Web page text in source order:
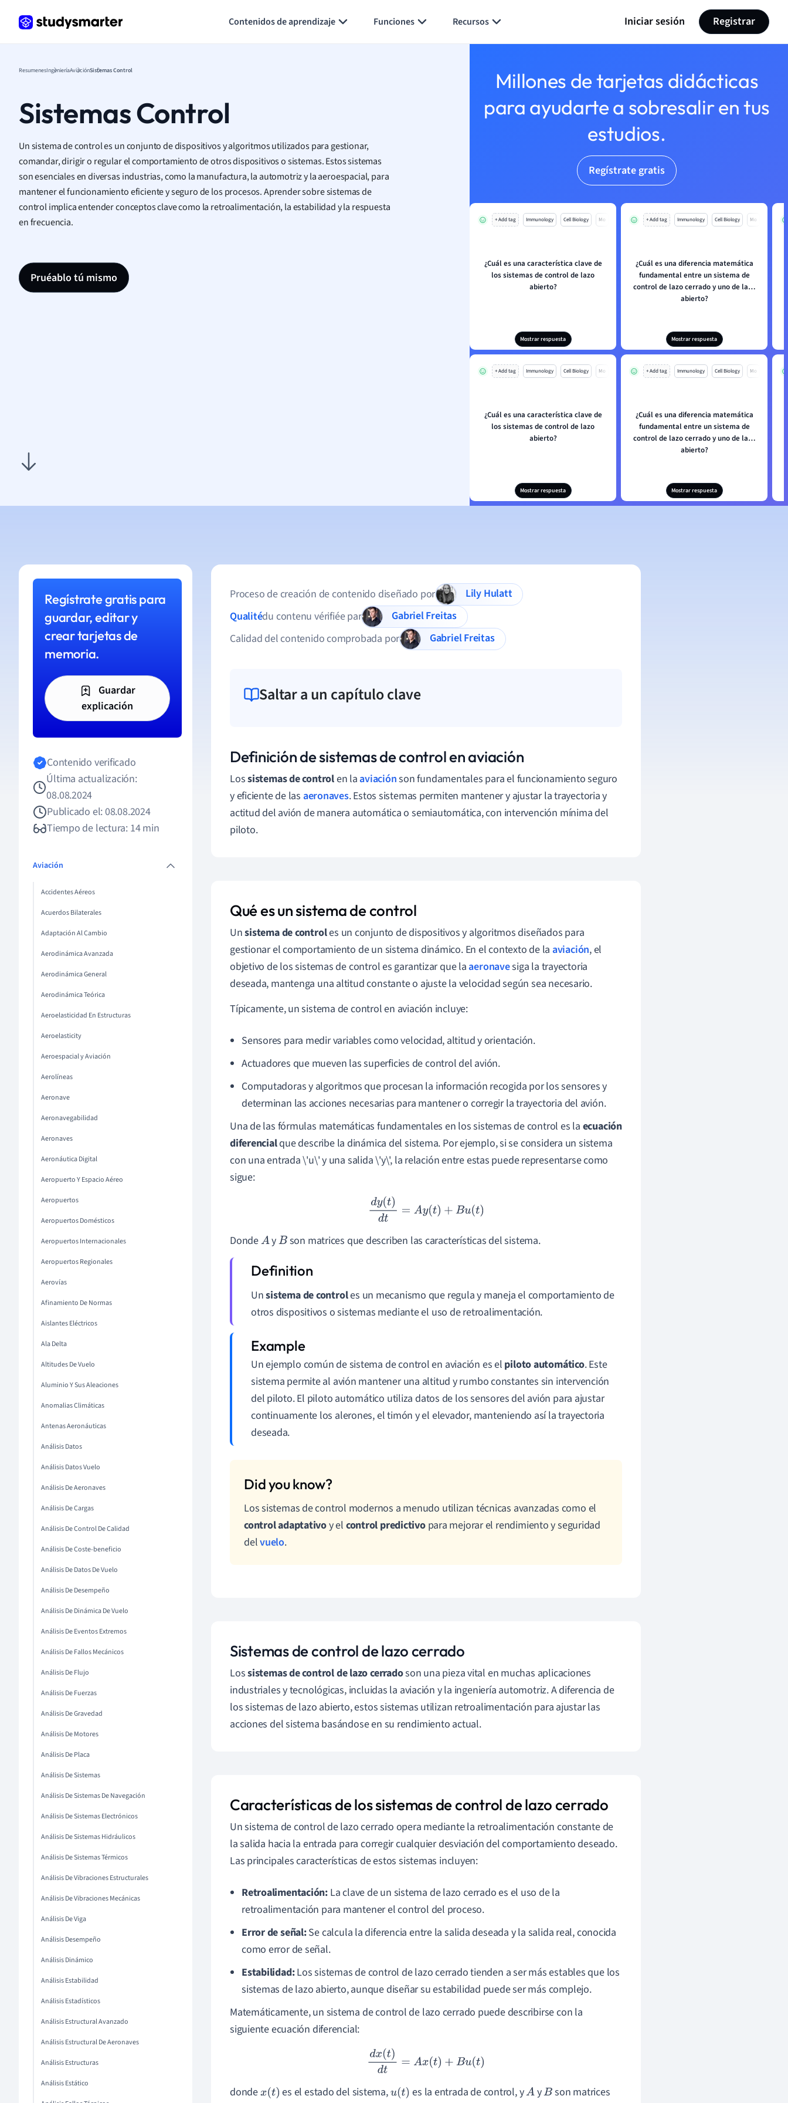
Contenidos de aprendizaje Funciones Recursos Iniciar sesión Registrar
ResumenesIngenieríaAviaciónSistemas Control
Sistemas Control
Un sistema de control es un conjunto de dispositivos y algoritmos utilizados para gestionar,
comandar, dirigir o regular el comportamiento de otros dispositivos o sistemas. Estos sistemas
son esenciales en diversas industrias, como la manufactura, la automotriz y la aeroespacial, para
mantener el funcionamiento eficiente y seguro de los procesos. Aprender sobre sistemas de
control implica entender conceptos clave como la retroalimentación, la estabilidad y la respuesta
en frecuencia.
Pruéablo tú mismo
Millones de tarjetas didácticas
para ayudarte a sobresalir en tus
estudios.
Regístrate gratis
+ Add tag Immunology Cell Biology Mo
¿Cuál es una característica clave de
los sistemas de control de lazo
abierto?
Mostrar respuesta
+ Add tag Immunology Cell Biology Mo
¿Cuál es una diferencia matemática
fundamental entre un sistema de
control de lazo cerrado y uno de lazo
abierto?
Mostrar respuesta
+ Add tag Immunology Cell Biology Mo
¿Cuál es una característica clave de
los sistemas de control de lazo
abierto?
Mostrar respuesta
+ Add tag Immunology Cell Biology Mo
¿Cuál es una diferencia matemática
fundamental entre un sistema de
control de lazo cerrado y uno de lazo
abierto?
Mostrar respuesta
Regístrate gratis para
guardar, editar y
crear tarjetas de
memoria.
Guardar
explicación
Contenido verificado
Última actualización:
08.08.2024
Publicado el: 08.08.2024
Tiempo de lectura: 14 min
Aviación
Accidentes Aéreos
Acuerdos Bilaterales
Adaptación Al Cambio
Aerodinámica Avanzada
Aerodinámica General
Aerodinámica Teórica
Aeroelasticidad En Estructuras
Aeroelasticity
Aeroespacial y Aviación
Aerolíneas
Aeronave
Aeronavegabilidad
Aeronaves
Aeronáutica Digital
Aeropuerto Y Espacio Aéreo
Aeropuertos
Aeropuertos Domésticos
Aeropuertos Internacionales
Aeropuertos Regionales
Aerovías
Afinamiento De Normas
Aislantes Eléctricos
Ala Delta
Altitudes De Vuelo
Aluminio Y Sus Aleaciones
Anomalias Climáticas
Antenas Aeronáuticas
Análisis Datos
Análisis Datos Vuelo
Análisis De Aeronaves
Análisis De Cargas
Análisis De Control De Calidad
Análisis De Coste-beneficio
Análisis De Datos De Vuelo
Análisis De Desempeño
Análisis De Dinámica De Vuelo
Análisis De Eventos Extremos
Análisis De Fallos Mecánicos
Análisis De Flujo
Análisis De Fuerzas
Análisis De Gravedad
Análisis De Motores
Análisis De Placa
Análisis De Sistemas
Análisis De Sistemas De Navegación
Análisis De Sistemas Electrónicos
Análisis De Sistemas Hidráulicos
Análisis De Sistemas Térmicos
Análisis De Vibraciones Estructurales
Análisis De Vibraciones Mecánicas
Análisis De Viga
Análisis Desempeño
Análisis Dinámico
Análisis Estabilidad
Análisis Estadísticos
Análisis Estructural Avanzado
Análisis Estructural De Aeronaves
Análisis Estructuras
Análisis Estático
Proceso de creación de contenido diseñado por
Lily Hulatt
Qualitédu contenu vérifiée par
Gabriel Freitas
Calidad del contenido comprobada por
Gabriel Freitas
Saltar a un capítulo clave
Definición de sistemas de control en aviación
Lossistemas de controlen laaviaciónson fundamentales para el funcionamiento seguro
y eficiente de las aeronaves. Estos sistemas permiten mantener y ajustar la trayectoria y
actitud del avión de manera automática o semiautomática, con intervención mínima del
piloto.
Qué es un sistema de control
Unsistema de controles un conjunto de dispositivos y algoritmos diseñados para
gestionar el comportamiento de un sistema dinámico. En el contexto de la aviación, el
objetivo de los sistemas de control es garantizar que laaeronavesiga la trayectoria
deseada, mantenga una altitud constante o ajuste la velocidad según sea necesario.
Típicamente, un sistema de control en aviación incluye:
Sensores para medir variables como velocidad, altitud y orientación.
Actuadores que mueven las superficies de control del avión.
Computadoras y algoritmos que procesan la información recogida por los sensores y
determinan las acciones necesarias para mantener o corregir la trayectoria del avión.
Una de las fórmulas matemáticas fundamentales en los sistemas de control es la ecuación
diferencialque describe la dinámica del sistema. Por ejemplo, si se considera un sistema
con una entrada \'u\' y una salida \'y\', la relación entre estas puede representarse como
sigue:
dy t)d =Ay(t)+ B (t)
DondeA yBson matrices que describen las características del sistema.
Unsistema de controles un mecanismo que regula y maneja el comportamiento de
otros dispositivos o sistemas mediante el uso de retroalimentación.
Un ejemplo común de sistema de control en aviación es el piloto automático. Este
sistema permite al avión mantener una altitud y rumbo constantes sin intervención
del piloto. El piloto automático utiliza datos de los sensores del avión para ajustar
continuamente los alerones, el timón y el elevador, manteniendo así la trayectoria
deseada.
Los sistemas de control modernos a menudo utilizan técnicas avanzadas como el
control adaptativoy el control predictivopara mejorar el rendimiento y seguridad
delvuelo.
Sistemas de control de lazo cerrado
Lossistemas de control de lazo cerradoson una pieza vital en muchas aplicaciones
industriales y tecnológicas, incluidas la aviación y la ingeniería automotriz. A diferencia de
los sistemas de lazo abierto, estos sistemas utilizan retroalimentación para ajustar las
acciones del sistema basándose en su rendimiento actual.
Características de los sistemas de control de lazo cerrado
Un sistema de control de lazo cerrado opera mediante la retroalimentación constante de
la salida hacia la entrada para corregir cualquier desviación del comportamiento deseado.
Las principales características de estos sistemas incluyen:
Retroalimentación: La clave de un sistema de lazo cerrado es el uso de la
retroalimentación para mantener el control del proceso.
Error de señal:Se calcula la diferencia entre la salida deseada y la salida real, conocida
como error de señal.
Estabilidad:Los sistemas de control de lazo cerrado tienden a ser más estables que los
sistemas de lazo abierto, aunque diseñar su estabilidad puede ser más complejo.
Matemáticamente, un sistema de control de lazo cerrado puede describirse con la
siguiente ecuación diferencial:
dx t)d =Ax(t)+ B (t)
dondex(t) es el estado del sistema,u(t) es la entrada de control, yA yB son matrices